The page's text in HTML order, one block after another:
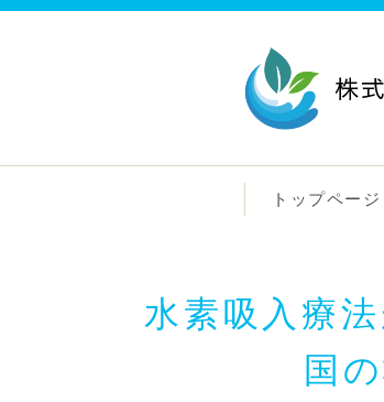
トップページ
水素吸入療
国